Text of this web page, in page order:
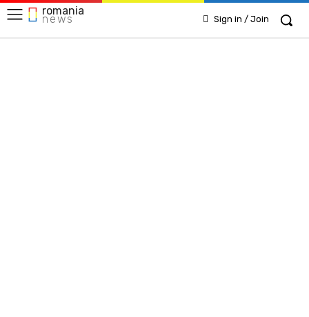
romania
news Sign in / Join